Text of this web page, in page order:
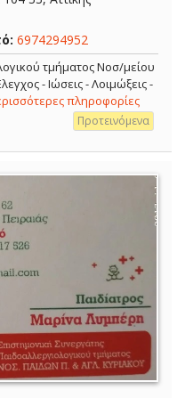
6974294952
τμήματος Νοσ/μείου
- Ιώσεις - Λοιμώξεις -
πληροφορίες
Προτεινόμενα